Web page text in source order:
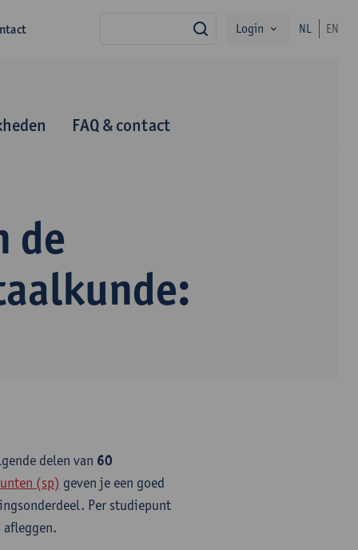
zoekLogin NL EN
FAQ & contact
de
delen van 60
(sp) geven je een goed
Per studiepunt
afleggen.